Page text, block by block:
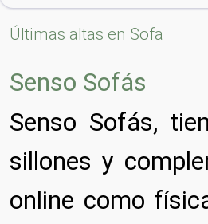
Últimas altas en Sofa
Senso Sofás
Senso Sofás,
sillones y
online como